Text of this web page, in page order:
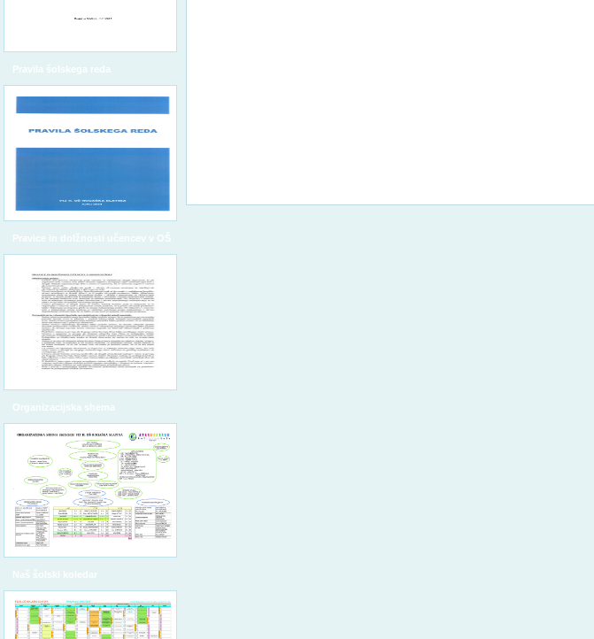
Pravila šolskega reda
Pravice in dolžnosti učencev v OŠ
Organizacijska shema
Naš šolski koledar